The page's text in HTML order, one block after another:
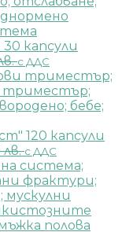
капсули
с ДДС
120 капсули
лв.с ДДС